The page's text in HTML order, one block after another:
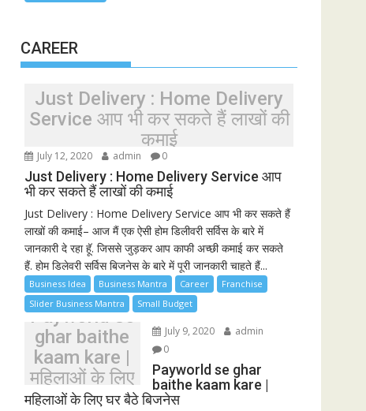
CAREER
Just Delivery : Home Delivery
Service आप भी कर सकते हैं लाखों की
कमाई
July 12, 2020 admin 0
Just Delivery : Home Delivery Service आप
भी कर सकते हैं लाखों की कमाई
Just Delivery : Home Delivery Service आप भी कर सकते हैं
लाखों की कमाई– आज मैं एक ऐसी होम डिलीवरी सर्विस के बारे में
जानकारी दे रहा हूॅ. जिससे जुड़कर आप काफी अच्छी कमाई कर सकते
हैं. होम डिलेवरी सर्विस बिजनेस के बारे में पूरी जानकारी चाहते हैं...
Business Idea Business Mantra Career
Franchise
Slider Business Mantra
Small Budget
Payworld se
ghar baithe
kaam kare |
महिलाओं के लिए
घर बैठे बिजनेस
July 9, 2020
admin
0
Payworld se ghar
baithe kaam kare |
महिलाओं के लिए घर बैठे बिजनेस